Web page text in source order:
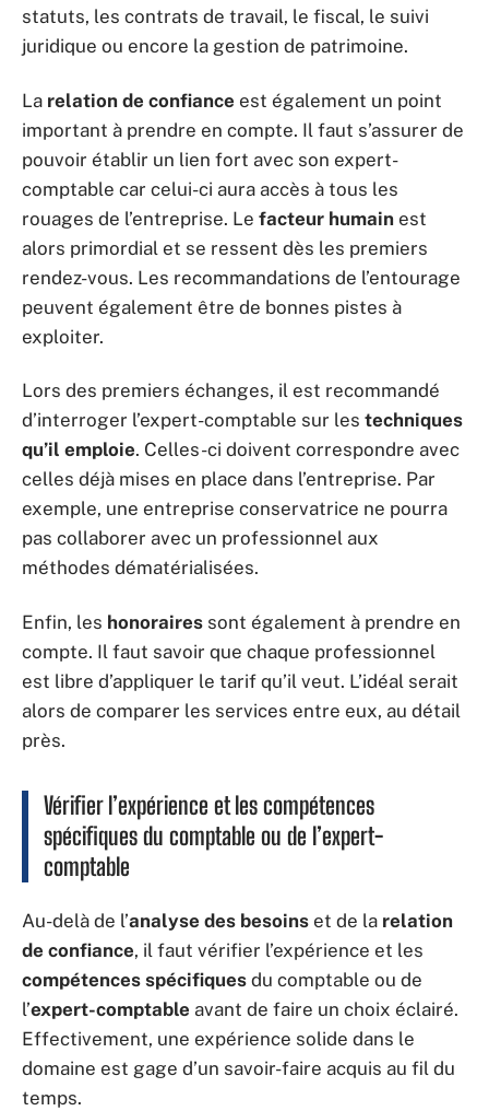
statuts, les contrats de travail, le fiscal, le suivi
juridique ou encore la gestion de patrimoine.
La relation de confiance est également un point
important à prendre en compte. Il faut s’assurer de
pouvoir établir un lien fort avec son expert-
comptable car celui-ci aura accès à tous les
rouages de l’entreprise. Le facteur humain est
alors primordial et se ressent dès les premiers
rendez-vous. Les recommandations de l’entourage
peuvent également être de bonnes pistes à
exploiter.
Lors des premiers échanges, il est recommandé
d’interroger l’expert-comptable sur les techniques
qu’il emploie. Celles-ci doivent correspondre avec
celles déjà mises en place dans l’entreprise. Par
exemple, une entreprise conservatrice ne pourra
pas collaborer avec un professionnel aux
méthodes dématérialisées.
Enfin, les honoraires sont également à prendre en
compte. Il faut savoir que chaque professionnel
est libre d’appliquer le tarif qu’il veut. L’idéal serait
alors de comparer les services entre eux, au détail
près.
Vérifier l’expérience et les compétences
spécifiques du comptable ou de l’expert-
comptable
Au-delà de l’analyse des besoins et de la relation
de confiance, il faut vérifier l’expérience et les
compétences spécifiques du comptable ou de
l’expert-comptable avant de faire un choix éclairé.
Effectivement, une expérience solide dans le
domaine est gage d’un savoir-faire acquis au fil du
temps.